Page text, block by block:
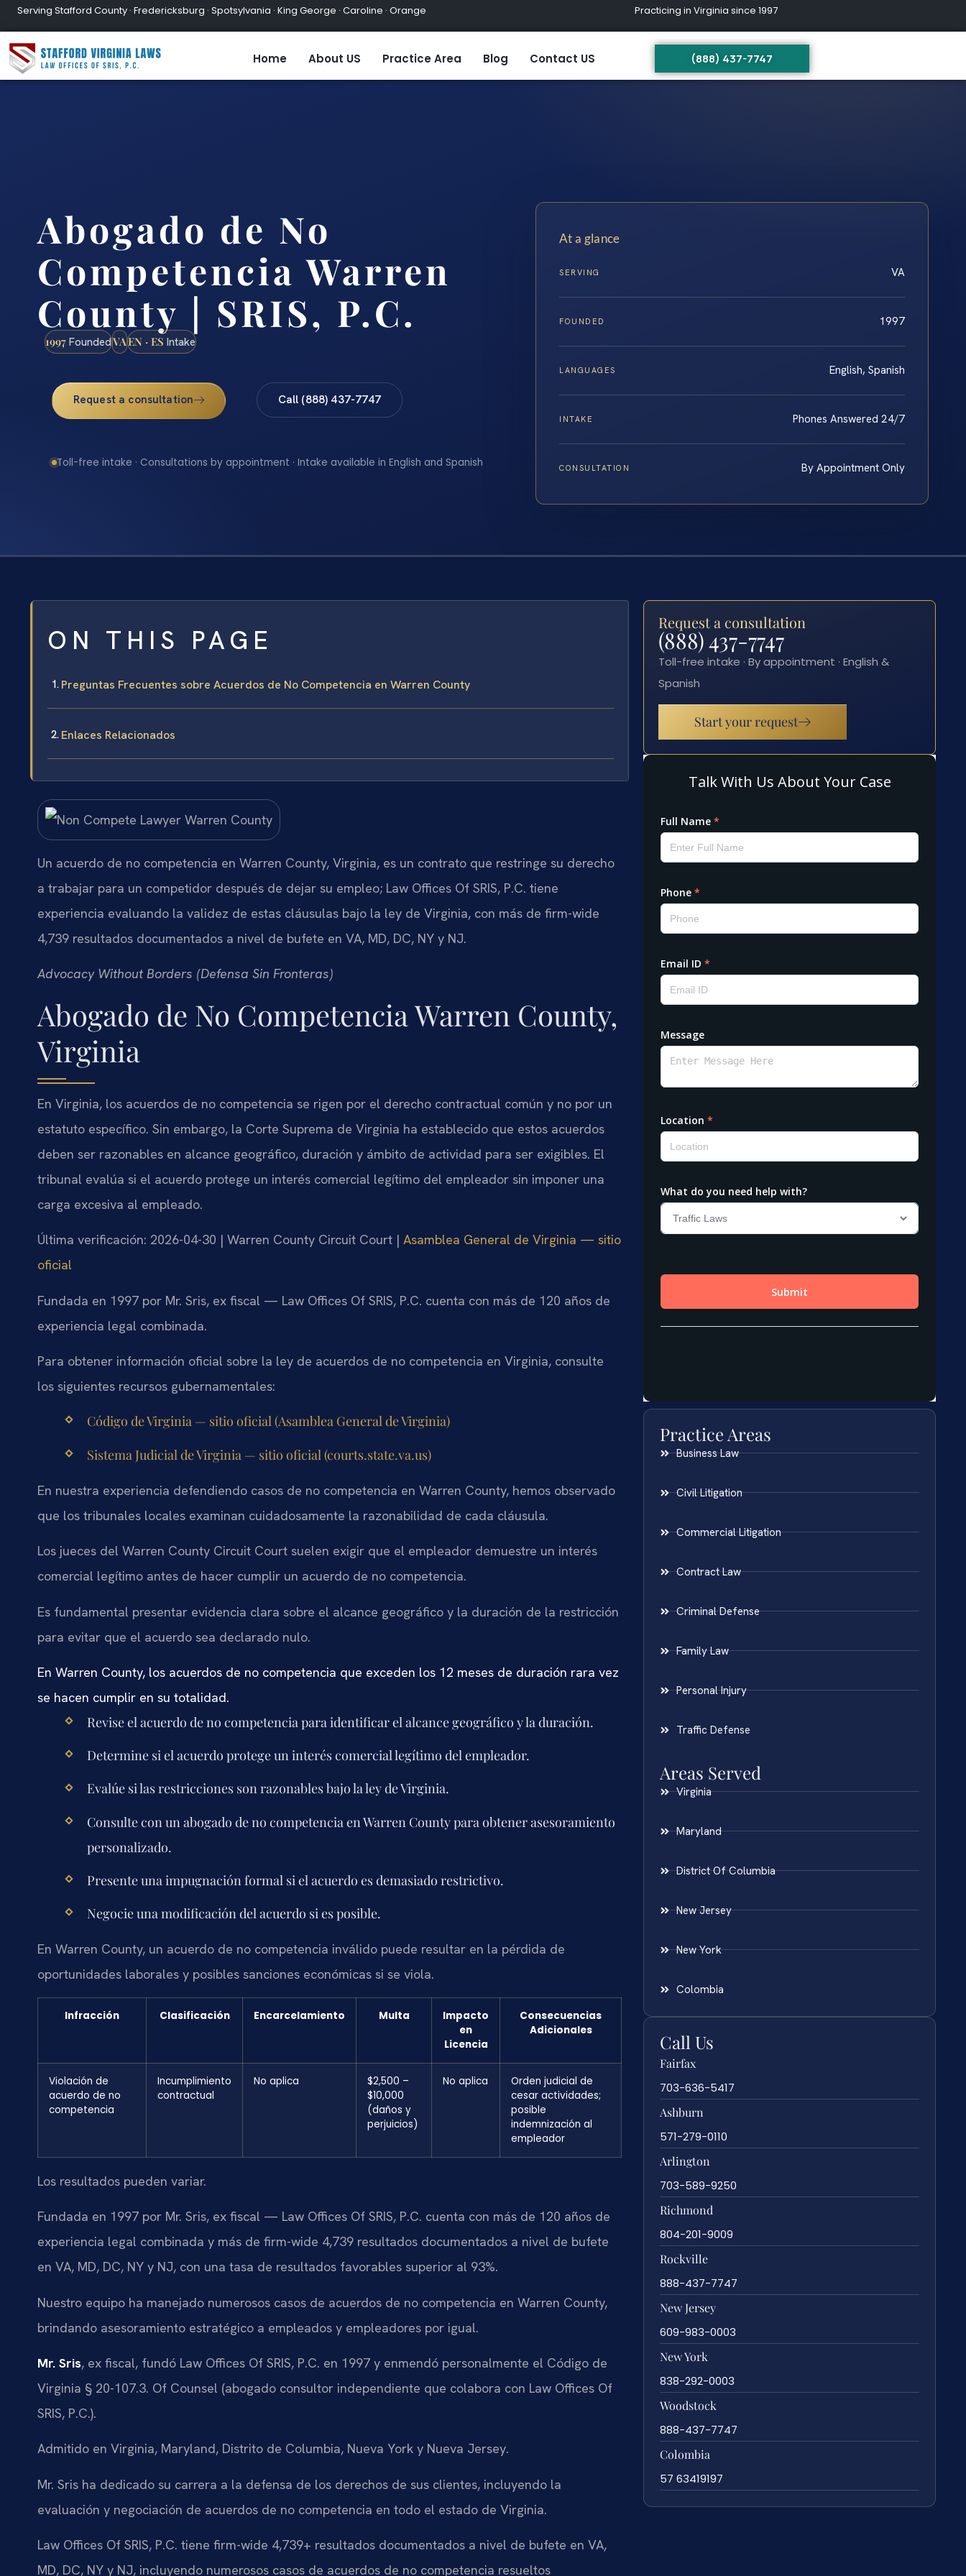
Serving Stafford County · Fredericksburg · Spotsylvania · King George · Caroline · Orange Practicing in Virginia since 1997
Home About US Practice Area Blog Contact US (888) 437-7747
Abogado de No
Competencia Warren
County | SRIS, P.C.
1997 FoundedVAEN · ES Intake
Request a consultation Call (888) 437-7747
Toll-free intake · Consultations by appointment · Intake available in English and Spanish
At a glance
SERVING VA
FOUNDED 1997
LANGUAGES English, Spanish
INTAKE Phones Answered 24/7
CONSULTATION By Appointment Only
ON THIS PAGE
Preguntas Frecuentes sobre Acuerdos de No Competencia en Warren County
Enlaces Relacionados
Un acuerdo de no competencia en Warren County, Virginia, es un contrato que restringe su derecho
a trabajar para un competidor después de dejar su empleo; Law Offices Of SRIS, P.C. tiene
experiencia evaluando la validez de estas cláusulas bajo la ley de Virginia, con más de firm-wide
4,739 resultados documentados a nivel de bufete en VA, MD, DC, NY y NJ.
Advocacy Without Borders (Defensa Sin Fronteras)
Abogado de No Competencia Warren County,
Virginia
En Virginia, los acuerdos de no competencia se rigen por el derecho contractual común y no por un
estatuto específico. Sin embargo, la Corte Suprema de Virginia ha establecido que estos acuerdos
deben ser razonables en alcance geográfico, duración y ámbito de actividad para ser exigibles. El
tribunal evalúa si el acuerdo protege un interés comercial legítimo del empleador sin imponer una
carga excesiva al empleado.
Última verificación: 2026-04-30 | Warren County Circuit Court | Asamblea General de Virginia — sitio
oficial
Fundada en 1997 por Mr. Sris, ex fiscal — Law Offices Of SRIS, P.C. cuenta con más de 120 años de
experiencia legal combinada.
Para obtener información oficial sobre la ley de acuerdos de no competencia en Virginia, consulte
los siguientes recursos gubernamentales:
Código de Virginia — sitio oficial (Asamblea General de Virginia)
Sistema Judicial de Virginia — sitio oficial (courts.state.va.us)
En nuestra experiencia defendiendo casos de no competencia en Warren County, hemos observado
que los tribunales locales examinan cuidadosamente la razonabilidad de cada cláusula.
Los jueces del Warren County Circuit Court suelen exigir que el empleador demuestre un interés
comercial legítimo antes de hacer cumplir un acuerdo de no competencia.
Es fundamental presentar evidencia clara sobre el alcance geográfico y la duración de la restricción
para evitar que el acuerdo sea declarado nulo.
En Warren County, los acuerdos de no competencia que exceden los 12 meses de duración rara vez
se hacen cumplir en su totalidad.
Revise el acuerdo de no competencia para identificar el alcance geográfico y la duración.
Determine si el acuerdo protege un interés comercial legítimo del empleador.
Evalúe si las restricciones son razonables bajo la ley de Virginia.
Consulte con un abogado de no competencia en Warren County para obtener asesoramiento
personalizado.
Presente una impugnación formal si el acuerdo es demasiado restrictivo.
Negocie una modificación del acuerdo si es posible.
En Warren County, un acuerdo de no competencia inválido puede resultar en la pérdida de
oportunidades laborales y posibles sanciones económicas si se viola.
Infracción Clasificación Encarcelamiento Multa
Impacto
en
Licencia
Consecuencias
Adicionales
Violación de
acuerdo de no
competencia
Incumplimiento
contractual
No aplica
$2,500 –
$10,000
(daños y
perjuicios)
No aplica
Orden judicial de
cesar actividades;
posible
indemnización al
empleador
Los resultados pueden variar.
Fundada en 1997 por Mr. Sris, ex fiscal — Law Offices Of SRIS, P.C. cuenta con más de 120 años de
experiencia legal combinada y más de firm-wide 4,739 resultados documentados a nivel de bufete
en VA, MD, DC, NY y NJ, con una tasa de resultados favorables superior al 93%.
Nuestro equipo ha manejado numerosos casos de acuerdos de no competencia en Warren County,
brindando asesoramiento estratégico a empleados y empleadores por igual.
Mr. Sris, ex fiscal, fundó Law Offices Of SRIS, P.C. en 1997 y enmendó personalmente el Código de
Virginia § 20-107.3. Of Counsel (abogado consultor independiente que colabora con Law Offices Of
SRIS, P.C.).
Admitido en Virginia, Maryland, Distrito de Columbia, Nueva York y Nueva Jersey.
Mr. Sris ha dedicado su carrera a la defensa de los derechos de sus clientes, incluyendo la
evaluación y negociación de acuerdos de no competencia en todo el estado de Virginia.
Law Offices Of SRIS, P.C. tiene firm-wide 4,739+ resultados documentados a nivel de bufete en VA,
MD, DC, NY y NJ, incluyendo numerosos casos de acuerdos de no competencia resueltos
Request a consultation
(888) 437-7747
Toll-free intake · By appointment · English &
Spanish
Start your request
Practice Areas
Business Law
Civil Litigation
Commercial Litigation
Contract Law
Criminal Defense
Family Law
Personal Injury
Traffic Defense
Areas Served
Virginia
Maryland
District Of Columbia
New Jersey
New York
Colombia
Call Us
Fairfax
703-636-5417
Ashburn
571-279-0110
Arlington
703-589-9250
Richmond
804-201-9009
Rockville
888-437-7747
New Jersey
609-983-0003
New York
838-292-0003
Woodstock
888-437-7747
Colombia
57 63419197